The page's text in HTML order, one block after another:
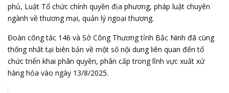
phủ, Luật Tổ chức chính quyền địa phương, pháp luật chuyên
ngành về thương mại, quản lý ngoại thương.
Đoàn công tác 146 và Sở Công Thương tỉnh Bắc Ninh đã cùng
thống nhất tại biên bản về một số nội dung liên quan đến tổ
chức triển khai phân quyền, phân cấp trong lĩnh vực xuất xứ
hàng hóa vào ngày 13/8/2025.